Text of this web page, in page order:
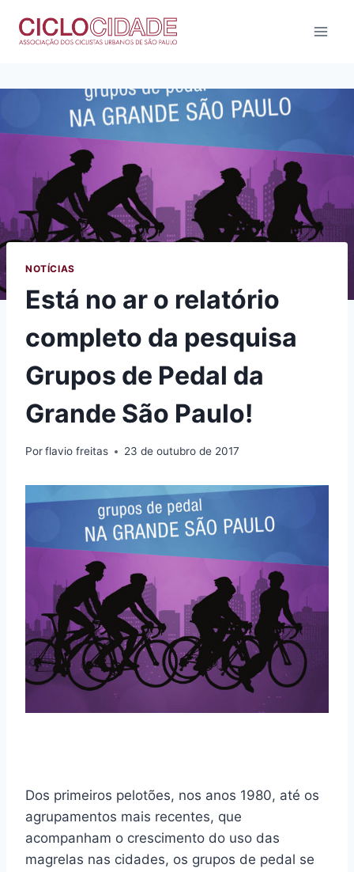
para
NOTÍCIAS
Está no ar o relatório
completo da pesquisa
Grupos de Pedal da
Grande São Paulo!
Porflavio freitas 23 de outubro de 2017
Dos primeiros pelotões, nos anos 1980, até os
agrupamentos mais recentes, que
acompanham o crescimento do uso das
magrelas nas cidades, os grupos de pedal se